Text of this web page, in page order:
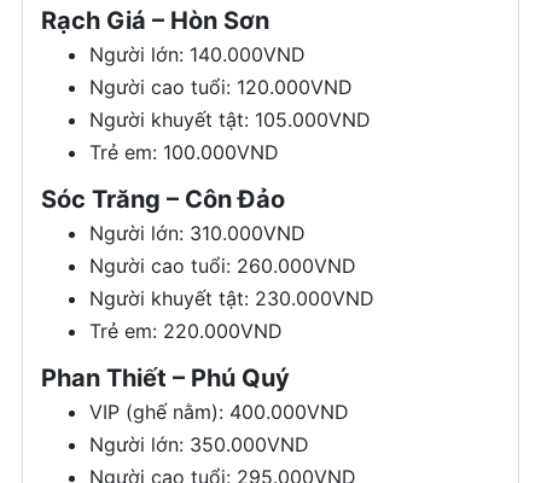
Rạch Giá – Hòn Sơn
Người lớn: 140.000VND
Người cao tuổi: 120.000VND
Người khuyết tật: 105.000VND
Trẻ em: 100.000VND
Sóc Trăng – Côn Đảo
Người lớn: 310.000VND
Người cao tuổi: 260.000VND
Người khuyết tật: 230.000VND
Trẻ em: 220.000VND
Phan Thiết – Phú Quý
VIP (ghế nằm): 400.000VND
Người lớn: 350.000VND
Người cao tuổi: 295.000VND